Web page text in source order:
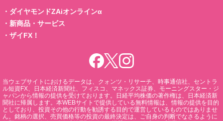
・ ダイヤモンドZAiオンラインα
・ 新商品・サービス
・ ザイFX！
当ウェブサイトにおけるデータは、クォンツ・リサーチ、時事通信社、セントラ
ル短資FX、日本経済新聞社、フィスコ、マネックス証券、モーニングスター・ジ
ャパンから情報の提供を受けております。日経平均株価の著作権は、日本経済新
聞社に帰属します。本WEBサイトで提供している無料情報は、情報の提供を目的
としており、投資その他の行動を勧誘する目的で運営しているものではありませ
ん。銘柄の選択、売買価格等の投資の最終決定は、ご自身の判断でなさるように